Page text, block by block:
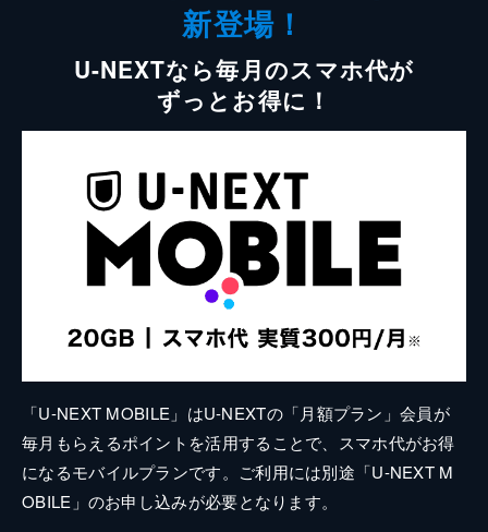
新登場！
U-NEXTなら毎月のスマホ代が
ずっとお得に！
「U-NEXT MOBILE」はU-NEXTの「月額プラン」会員が
毎月もらえるポイントを活用することで、スマホ代がお得
になるモバイルプランです。ご利用には別途「U-NEXT M
OBILE」のお申し込みが必要となります。